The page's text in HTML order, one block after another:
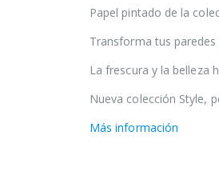
Papel pintado de la
Transforma tus
La frescura y la belleza
Nueva colección Style,
Más información